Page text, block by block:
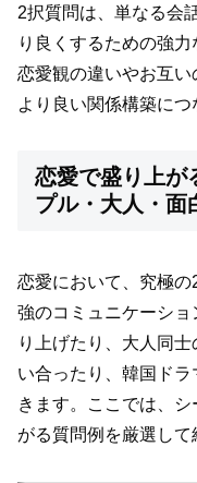
2択質問は、単なる会
り良くするための強力
恋愛観の違いやお互い
より良い関係構築につ
恋愛で盛り上が
プル・大人・面
恋愛において、究極
強のコミュニケーシ
り上げたり、大人同
い合ったり、韓国ド
きます。ここでは、
がる質問例を厳選して